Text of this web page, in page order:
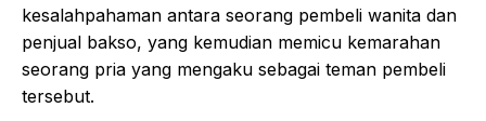
kesalahpahaman antara seorang pembeli wanita dan
penjual bakso, yang kemudian memicu kemarahan
seorang pria yang mengaku sebagai teman pembeli
tersebut.